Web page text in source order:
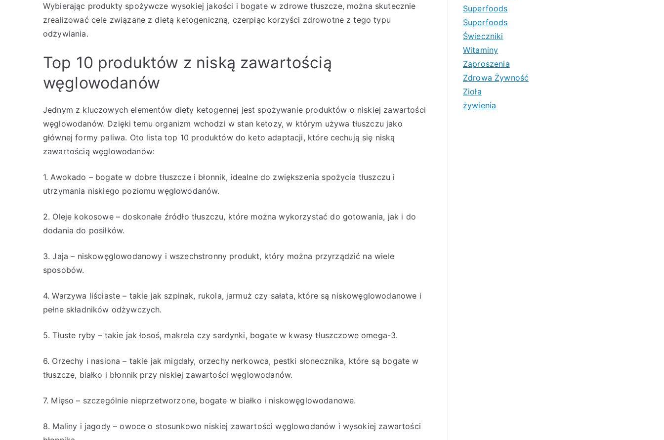
Wybierając produkty spożywcze wysokiej jakości i bogate w zdrowe tłuszcze, można skutecznie
zrealizować cele związane z dietą ketogeniczną, czerpiąc korzyści zdrowotne z tego typu
odżywiania.
Top 10 produktów z niską zawartością
węglowodanów
Jednym z kluczowych elementów diety ketogennej jest spożywanie produktów o niskiej zawartości
węglowodanów. Dzięki temu organizm wchodzi w stan ketozy, w którym używa tłuszczu jako
głównej formy paliwa. Oto lista top 10 produktów do keto adaptacji, które cechują się niską
zawartością węglowodanów:
1. Awokado – bogate w dobre tłuszcze i błonnik, idealne do zwiększenia spożycia tłuszczu i
utrzymania niskiego poziomu węglowodanów.
2. Oleje kokosowe – doskonałe źródło tłuszczu, które można wykorzystać do gotowania, jak i do
dodania do posiłków.
3. Jaja – niskowęglowodanowy i wszechstronny produkt, który można przyrządzić na wiele
sposobów.
4. Warzywa liściaste – takie jak szpinak, rukola, jarmuż czy sałata, które są niskowęglowodanowe i
pełne składników odżywczych.
5. Tłuste ryby – takie jak łosoś, makrela czy sardynki, bogate w kwasy tłuszczowe omega-3.
6. Orzechy i nasiona – takie jak migdały, orzechy nerkowca, pestki słonecznika, które są bogate w
tłuszcze, białko i błonnik przy niskiej zawartości węglowodanów.
7. Mięso – szczególnie nieprzetworzone, bogate w białko i niskowęglowodanowe.
8. Maliny i jagody – owoce o stosunkowo niskiej zawartości węglowodanów i wysokiej zawartości
Superfoods
Superfoods
Świeczniki
Witaminy
Zaproszenia
Zdrowa Żywność
Zioła
żywienia